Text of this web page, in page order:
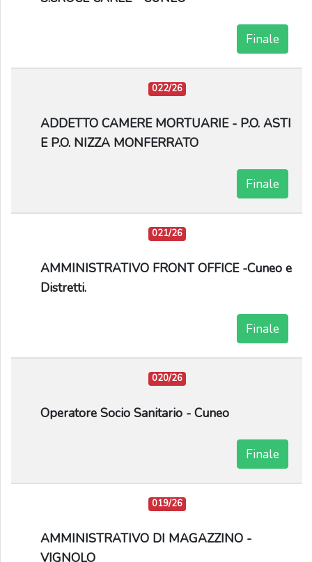
Finale
022/26
ADDETTO CAMERE MORTUARIE - P.O. ASTI
E P.O. NIZZA MONFERRATO
Finale
021/26
AMMINISTRATIVO FRONT OFFICE -Cuneo e
Distretti.
Finale
020/26
Operatore Socio Sanitario - Cuneo
Finale
019/26
AMMINISTRATIVO DI MAGAZZINO -
VIGNOLO